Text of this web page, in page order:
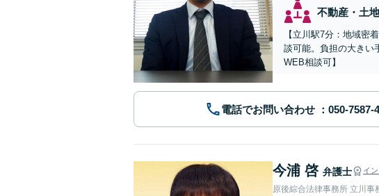
不動産・土
【立川駅7分：地域密
談可能。負担の大きい
WEB相談可】
電話でお問い合わせ
今浦 啓 弁護士 イ
原後綜合法律事務所 立川事